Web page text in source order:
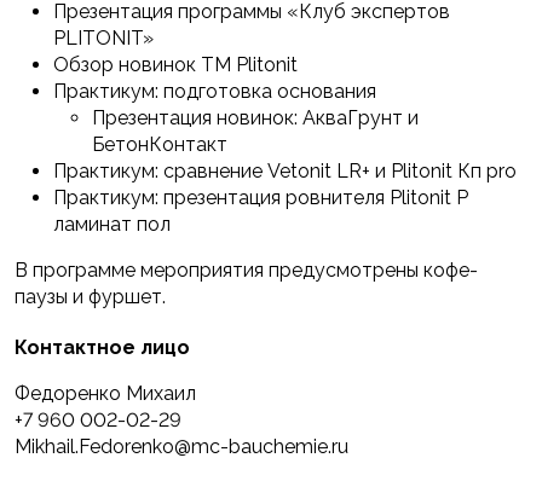
Презентация программы «Клуб экспертов
PLITONIT»
Обзор новинок ТМ Plitonit
Практикум: подготовка основания
Презентация новинок: АкваГрунт и
БетонКонтакт
Практикум: сравнение Vetonit LR+ и Plitonit Кп pro
Практикум: презентация ровнителя Plitonit Р
ламинат пол
В программе мероприятия предусмотрены кофе-
паузы и фуршет.
Контактное лицо
Федоренко Михаил
+7 960 002-02-29
Mikhail.Fedorenko@mc-bauchemie.ru